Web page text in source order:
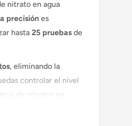
nitrato en agua
precisión es
hasta 25 pruebas de
, eliminando la
controlar el nivel
de nitratos en
marinos, por lo